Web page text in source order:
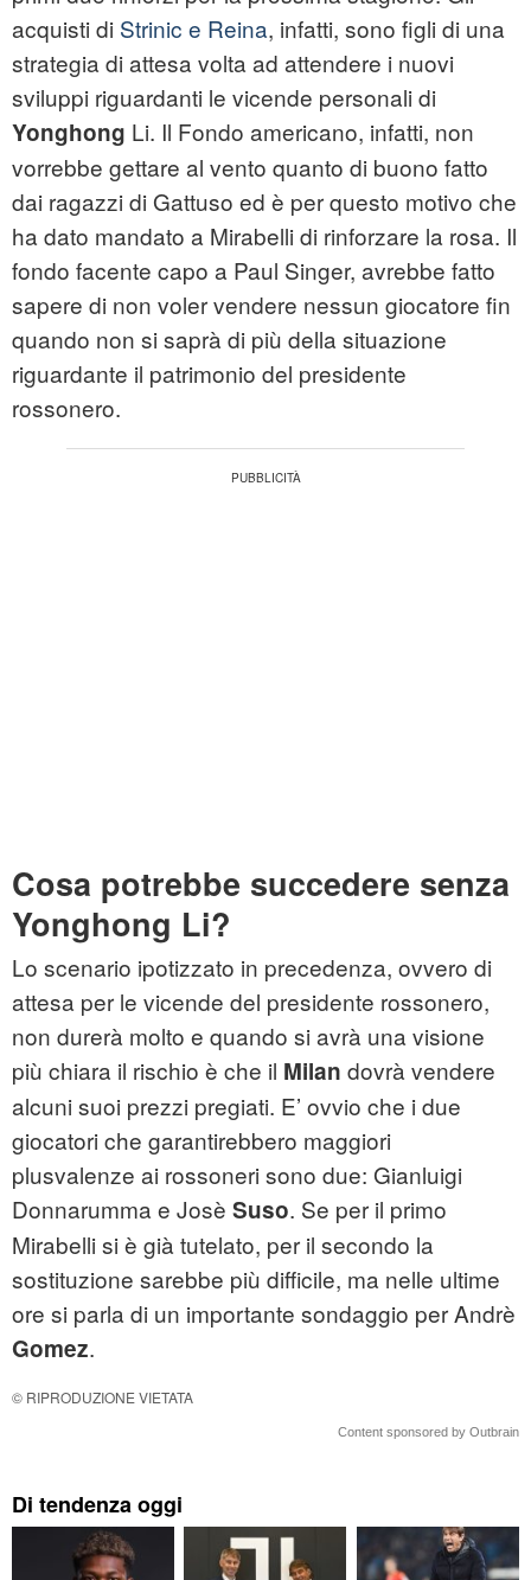
acquisti di Strinic e Reina, infatti, sono figli di una
strategia di attesa volta ad attendere i nuovi
sviluppi riguardanti le vicende personali di
Yonghong Li. Il Fondo americano, infatti, non
vorrebbe gettare al vento quanto di buono fatto
dai ragazzi di Gattuso ed è per questo motivo che
ha dato mandato a Mirabelli di rinforzare la rosa. Il
fondo facente capo a Paul Singer, avrebbe fatto
sapere di non voler vendere nessun giocatore fin
quando non si saprà di più della situazione
riguardante il patrimonio del presidente
rossonero.
Cosa potrebbe succedere senza
Yonghong Li?
Lo scenario ipotizzato in precedenza, ovvero di
attesa per le vicende del presidente rossonero,
non durerà molto e quando si avrà una visione
più chiara il rischio è che il Milan dovrà vendere
alcuni suoi prezzi pregiati. E’ ovvio che i due
giocatori che garantirebbero maggiori
plusvalenze ai rossoneri sono due: Gianluigi
Donnarumma e Josè Suso. Se per il primo
Mirabelli si è già tutelato, per il secondo la
sostituzione sarebbe più difficile, ma nelle ultime
ore si parla di un importante sondaggio per Andrè
Gomez.
© RIPRODUZIONE VIETATA
Content sponsored by Outbrain
Di tendenza oggi